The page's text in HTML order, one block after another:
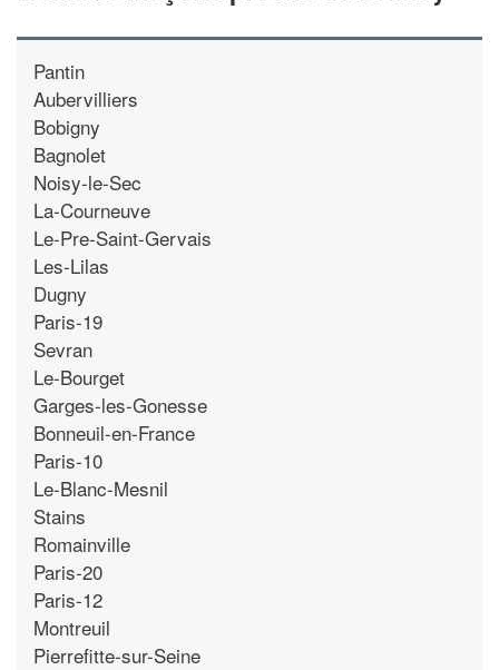
Pantin
Aubervilliers
Bobigny
Bagnolet
Noisy-le-Sec
La-Courneuve
Le-Pre-Saint-Gervais
Les-Lilas
Dugny
Paris-19
Sevran
Le-Bourget
Garges-les-Gonesse
Bonneuil-en-France
Paris-10
Le-Blanc-Mesnil
Stains
Romainville
Paris-20
Paris-12
Montreuil
Pierrefitte-sur-Seine